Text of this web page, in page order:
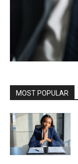
MOST POPULAR